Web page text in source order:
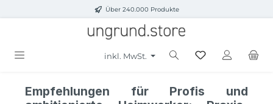
Zum Hauptinhalt springenÜber 240.000 Produkte
inkl. MwSt.
Empfehlungen für Profis und